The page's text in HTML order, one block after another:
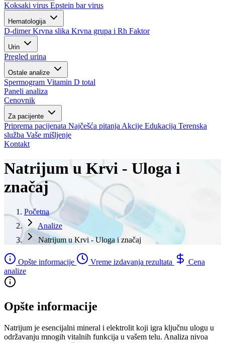
Koksaki virus Epstein bar virus
Hematologija
D-dimerKrvna slika Krvna grupa i Rh Faktor
Urin
Pregled urina
Ostale analize
Spermogram Vitamin D total
Paneli analiza
Cenovnik
Za pacijente
Priprema pacijenata Najčešća pitanja Akcije Edukacija Terenska
služba Vaše mišljenje
Kontakt
Natrijum u Krvi - Uloga i
značaj
Početna
Analize
Natrijum u Krvi - Uloga i značaj
Opšte informacije Vreme izdavanja rezultata
Cena
analize
Opšte informacije
Natrijum je esencijalni mineral i elektrolit koji igra ključnu ulogu u
održavanju mnogih vitalnih funkcija u vašem telu. Analiza nivoa